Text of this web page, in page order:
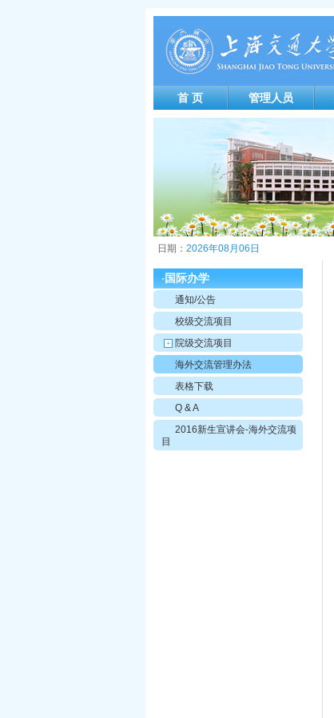
首 页 管理人员
日期： 2026年08月06日
· 国际办学
通知/公告
校级交流项目
+
院级交流项目
海外交流管理办法
表格下载
Q & A
2016新生宣讲会-海外交流项
目